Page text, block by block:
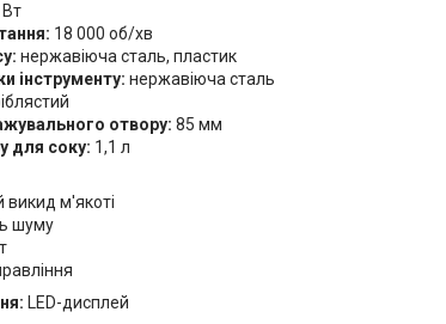
18 000 об/хв
нержавіюча сталь, пластик
інструменту: нержавіюча сталь
отвору: 85 мм
для соку: 1,1 л
м'якоті
шуму
LED-дисплей